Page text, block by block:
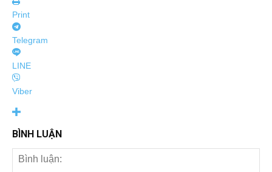
Print
Telegram
LINE
Viber
BÌNH LUẬN